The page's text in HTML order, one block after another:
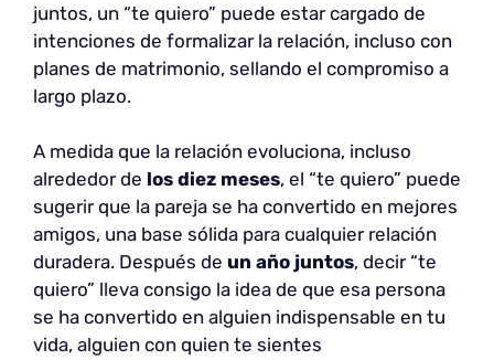
juntos, un “te quiero” puede estar cargado de
intenciones de formalizar la relación, incluso con
planes de matrimonio, sellando el compromiso a
largo plazo.
A medida que la relación evoluciona, incluso
alrededor de los diez meses, el “te quiero” puede
sugerir que la pareja se ha convertido en mejores
amigos, una base sólida para cualquier relación
duradera. Después de un año juntos, decir “te
quiero” lleva consigo la idea de que esa persona
se ha convertido en alguien indispensable en tu
vida, alguien con quien te sientes